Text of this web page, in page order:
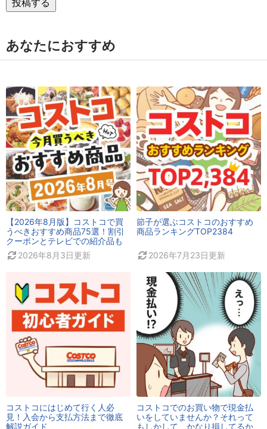
あなたにおすすめ
【2026年8月版】コストコで買
うべきおすすめ商品75選！割引
クーポンとテレビでの紹介品も
2026年8月3日更新
節子が選ぶコストコのおすすめ
商品ランキングTOP2384
2026年7月23日更新
コストコにはじめて行く人必
見！入会から支払方法まで徹底
解説ガイド
コストコでのお買い物で現金払
いをしていませんか？それって
もしかして、かなり損してるか